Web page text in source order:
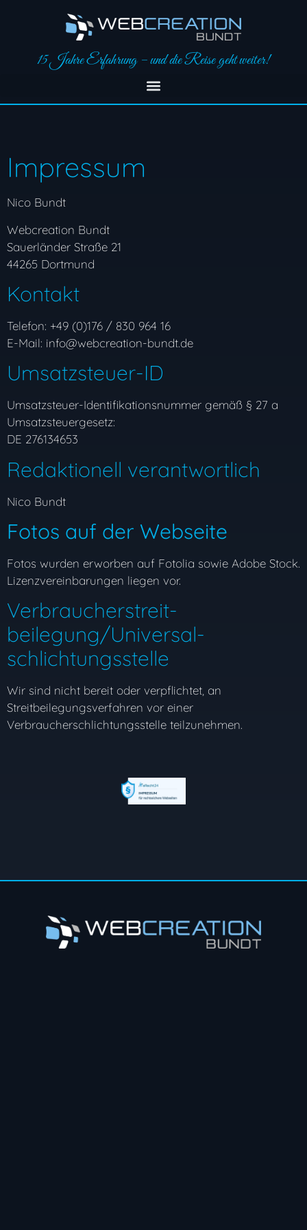
15 Jahre Erfahrung – und die Reise geht weiter!
Impressum
Nico Bundt
Webcreation Bundt
Sauerländer Straße 21
44265 Dortmund
Kontakt
Telefon: +49 (0)176 / 830 964 16
E-Mail: info@webcreation-bundt.de
Umsatzsteuer-ID
Umsatzsteuer-Identifikationsnummer gemäß § 27 a
Umsatzsteuergesetz:
DE 276134653
Redaktionell verantwortlich
Nico Bundt
Fotos auf der Webseite
Fotos wurden erworben auf Fotolia sowie Adobe Stock.
Lizenzvereinbarungen liegen vor.
Verbraucher­streit­
beilegung/Universal­
schlichtungs­stelle
Wir sind nicht bereit oder verpflichtet, an
Streitbeilegungsverfahren vor einer
Verbraucherschlichtungsstelle teilzunehmen.